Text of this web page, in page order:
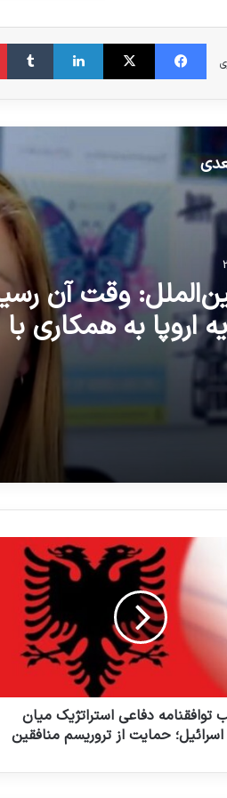
فیس بوک X لینکدین
وقت آن
اروپا به همکاری
دهد
توافقنامه دفاعی استراتژیک میان
اسرائیل؛ حمایت از تروریسم منافقین